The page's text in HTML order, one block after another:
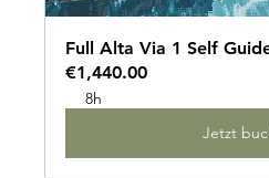
Full Alta Via 1 Self
€1,440.00
8h
Jetzt